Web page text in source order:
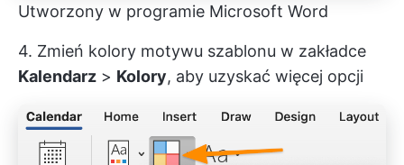
Utworzony w programie Microsoft Word
4. Zmień kolory motywu szablonu w zakładce
Kalendarz > Kolory, aby uzyskać więcej opcji